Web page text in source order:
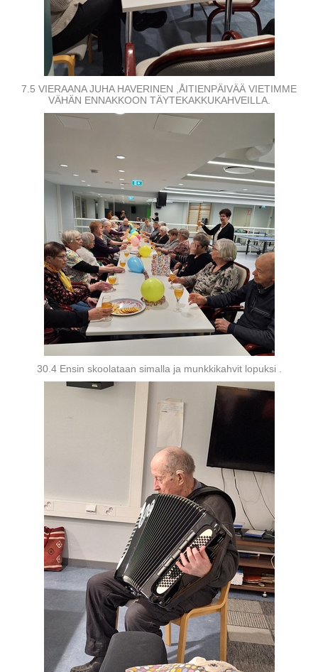
7.5 VIERAANA JUHA HAVERINEN ,ÅITIENPÄIVÄÄ VIETIMME
VÄHÄN ENNAKKOON TÄYTEKAKKUKAHVEILLA.
30.4 Ensin skoolataan simalla ja munkkikahvit lopuksi .